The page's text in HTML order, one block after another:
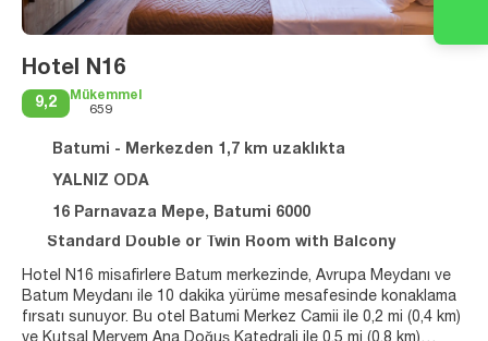
Hotel N16
9,2
Mükemmel
659
Batumi - Merkezden 1,7 km uzaklıkta
YALNIZ ODA
16 Parnavaza Mepe, Batumi 6000
Standard Double or Twin Room with Balcony
Hotel N16 misafirlere Batum merkezinde, Avrupa Meydanı ve
Batum Meydanı ile 10 dakika yürüme mesafesinde konaklama
fırsatı sunuyor. Bu otel Batumi Merkez Camii ile 0,2 mi (0,4 km)